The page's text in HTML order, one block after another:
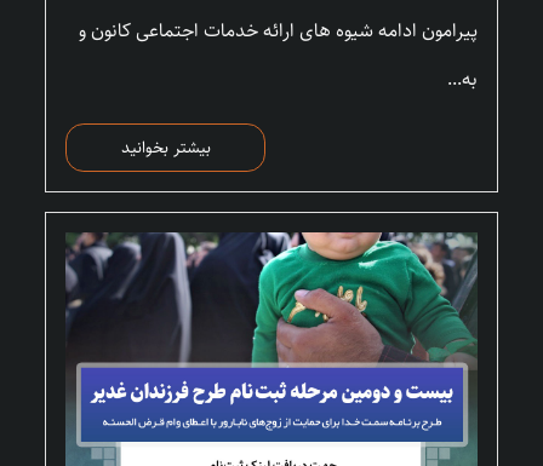
پیرامون ادامه شیوه های ارائه خدمات اجتماعی کانون و
به...
بیشتر بخوانید